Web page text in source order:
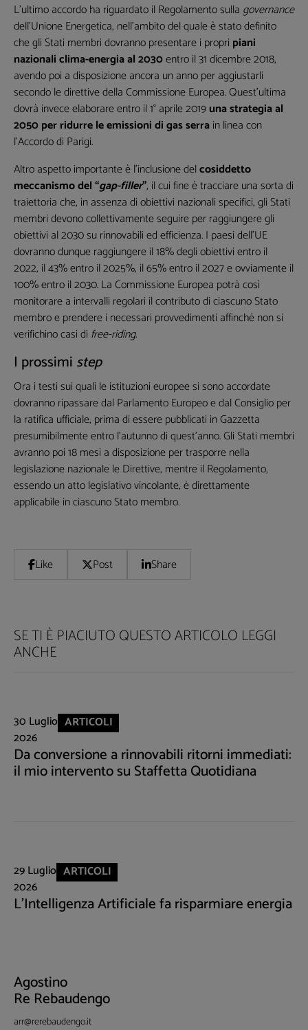
L’ultimo accordo ha riguardato il Regolamento sullagovernance
dell’Unione Energetica, nell’ambito del quale è stato definito
che gli Stati membri dovranno presentare i propri piani
nazionali clima-energia al 2030entro il 31 dicembre 2018,
avendo poi a disposizione ancora un anno per aggiustarli
secondo le direttive della Commissione Europea. Quest’ultima
dovrà invece elaborare entro il 1° aprile 2019una strategia al
2050 per ridurre le emissioni di gas serrain linea con
l’Accordo di Parigi.
Altro aspetto importante è l’inclusione delcosiddetto
meccanismo del “gap-filler”, il cui fine è tracciare una sorta di
traiettoria che, in assenza di obiettivi nazionali specifici, gli Stati
membri devono collettivamente seguire per raggiungere gli
obiettivi al 2030 su rinnovabili ed efficienza. I paesi dell’UE
dovranno dunque raggiungere il 18% degli obiettivi entro il
2022, il 43% entro il 2025%, il 65% entro il 2027 e ovviamente il
100% entro il 2030. La Commissione Europea potrà così
monitorare a intervalli regolari il contributo di ciascuno Stato
membro e prendere i necessari provvedimenti affinché non si
verifichino casi di free-riding.
I prossimi step
Ora i testi sui quali le istituzioni europee si sono accordate
dovranno ripassare dal Parlamento Europeo e dal Consiglio per
la ratifica ufficiale, prima di essere pubblicati in Gazzetta
presumibilmente entro l'autunno di quest'anno. Gli Stati membri
avranno poi 18 mesi a disposizione per trasporre nella
legislazione nazionale le Direttive, mentre il Regolamento,
essendo un atto legislativo vincolante, è direttamente
applicabile in ciascuno Stato membro.
Like Post Share
SE TI È PIACIUTO QUESTO ARTICOLO LEGGI
ANCHE
30 Luglio
2026
ARTICOLI
Da conversione a rinnovabili ritorni immediati:
il mio intervento su Staffetta Quotidiana
29 Luglio
2026
ARTICOLI
L'Intelligenza Artificiale fa risparmiare energia
Non inviamo spam! Leggi la nostra Informativa sulla
privacyper avere maggiori informazioni.
Agostino
Re Rebaudengo
arr@rerebaudengo.it